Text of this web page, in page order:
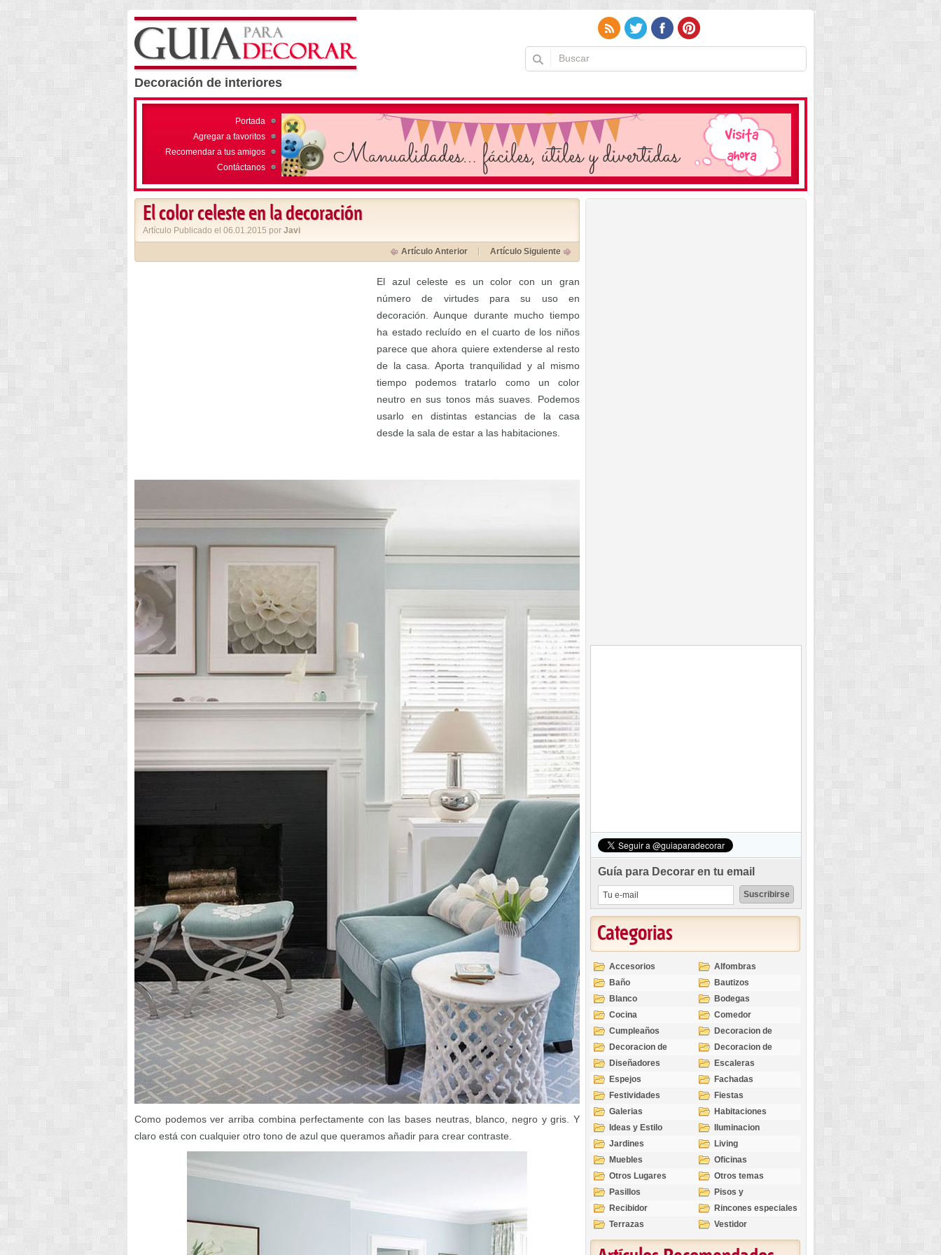
Decoración de interiores
Portada
Agregar a favoritos
Recomendar a tus amigos
Contáctanos
El color celeste en la decoración
Artículo Publicado el 06.01.2015 por Javi
Artículo Anterior Artículo Siguiente
El azul celeste es un color con un gran
número de virtudes para su uso en
decoración. Aunque durante mucho tiempo
ha estado recluído en el cuarto de los niños
parece que ahora quiere extenderse al resto
de la casa. Aporta tranquilidad y al mismo
tiempo podemos tratarlo como un color
neutro en sus tonos más suaves. Podemos
usarlo en distintas estancias de la casa
desde la sala de estar a las habitaciones.
Como podemos ver arriba combina perfectamente con las bases neutras, blanco, negro y gris. Y
claro está con cualquier otro tono de azul que queramos añadir para crear contraste.
Guía para Decorar en tu email
Categorias
Accesorios
Alfombras
Baño
Bautizos
Blanco
Bodegas
Cocina
Comedor
Cumpleaños
Decoracion de
Exteriores
Decoracion de
Interiores
Decoracion de
Ocasiones
Diseñadores
Escaleras
Espejos
Fachadas
Festividades
Fiestas
Galerias
Habitaciones
Ideas y Estilo
Iluminacion
Jardines
Living
Muebles
Oficinas
Otros Lugares
Otros temas
Pasillos
Pisos y
revestimientos
Recibidor
Rincones especiales
Terrazas
Vestidor